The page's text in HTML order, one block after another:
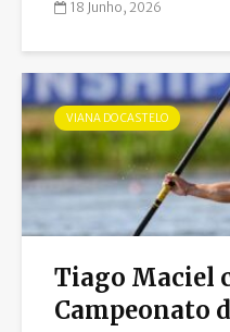
18 Junho, 2026
VIANA DO CASTELO
Tiago Maciel
Campeonato